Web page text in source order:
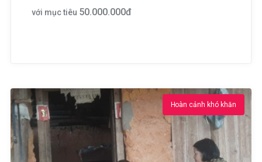
với mục tiêu 50.000.000đ
Hoàn cảnh khó khăn